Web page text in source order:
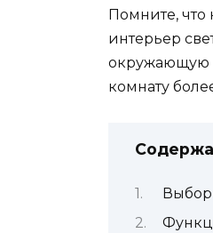
Помните, что
интерьер
окружающую
комнату
Выбор